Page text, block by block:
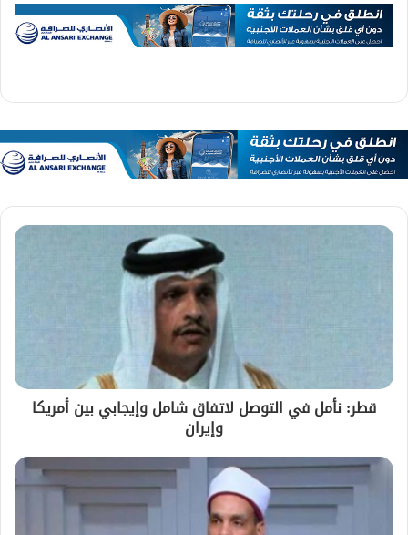
قطر: نأمل في التوصل لاتفاق شامل وإيجابي بين أمريكا
وإيران